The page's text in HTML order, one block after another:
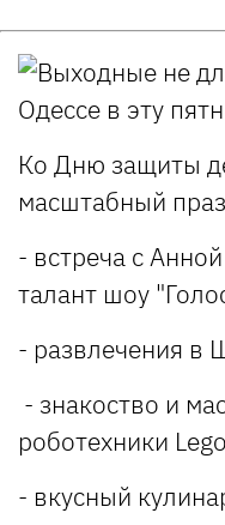
Ко Дню защиты
масштабный
- встреча с
талант шоу
- развлечения в
- знакоство и
роботехники
- вкусный